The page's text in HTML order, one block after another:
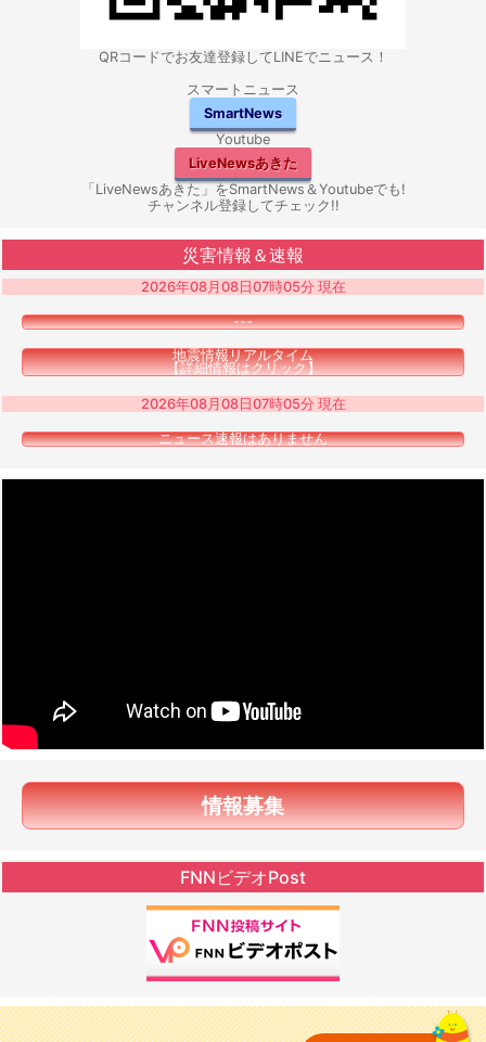
QRコードでお友達登録してLINEでニュース！
スマートニュース
SmartNews
Youtube
LiveNewsあきた
「LiveNewsあきた」をSmartNews＆Youtubeでも!
チャンネル登録してチェック!!
災害情報＆速報
2026年08月08日07時05分 現在
---
地震情報リアルタイム
【詳細情報はクリック】
2026年08月08日07時05分 現在
ニュース速報はありません
情報募集
FNNビデオPost